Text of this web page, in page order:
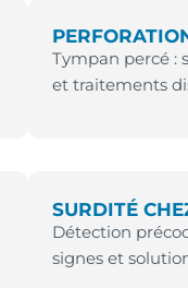
Tympan percé :
et traitements
SURDITÉ
Détection
signes et